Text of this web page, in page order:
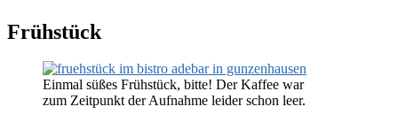
Frühstück
Einmal süßes Frühstück, bitte! Der Kaffee war
zum Zeitpunkt der Aufnahme leider schon leer.